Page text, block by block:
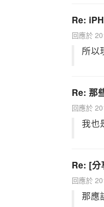
Re:
回應於
所以
Re: 那
回應於
我也
Re: [
回應於
那應